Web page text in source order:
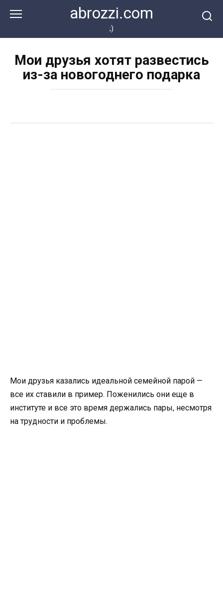
abrozzi.com
;)
Мои друзья хотят развестись
из-за новогоднего подарка
Мои друзья казались идеальной семейной парой —
все их ставили в пример. Поженились они еще в
институте и все это время держались пары, несмотря
на трудности и проблемы.